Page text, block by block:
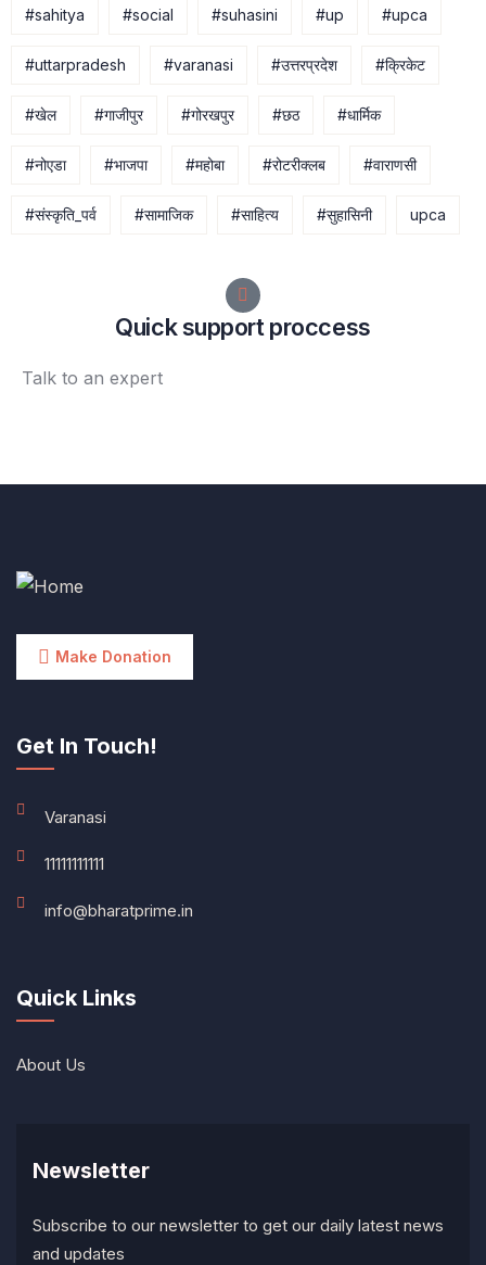
#sahitya #social #suhasini #up #upca
#uttarpradesh #varanasi #उत्तरप्रदेश #क्रिकेट
#खेल #गाजीपुर #गोरखपुर #छठ #धार्मिक
#नोएडा #भाजपा #महोबा #रोटरीक्लब #वाराणसी
#संस्कृति_पर्व #सामाजिक #साहित्य #सुहासिनी upca
Quick support proccess
Talk to an expert
Make Donation
Get In Touch!
Varanasi
11111111111
info@bharatprime.in
Quick Links
About Us
Newsletter
Subscribe to our newsletter to get our daily latest news
and updates